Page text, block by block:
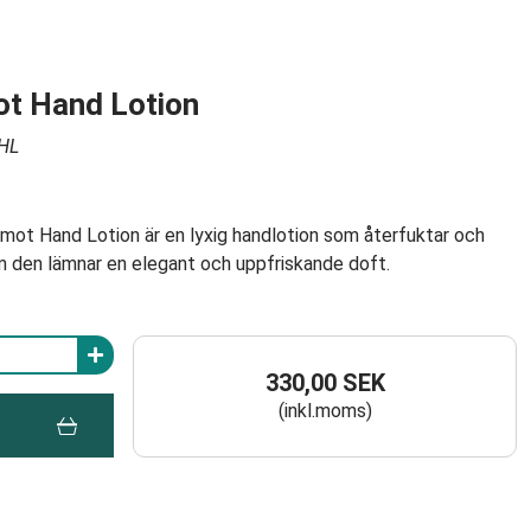
Hand Lotion
Hand Lotion är en lyxig handlotion som återfuktar och
den lämnar en elegant och uppfriskande doft.
330,00 SEK
(inkl.moms)